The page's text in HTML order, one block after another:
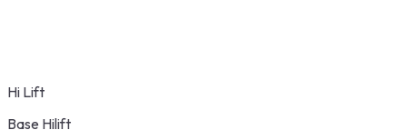
Hi Lift
Base Hilift